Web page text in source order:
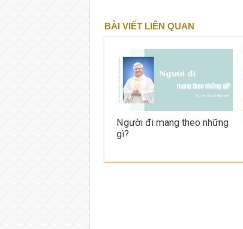
BÀI VIẾT LIÊN QUAN
Người đi mang theo những
gì?